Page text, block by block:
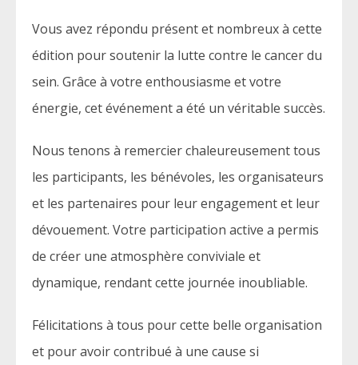
Vous avez répondu présent et nombreux à cette
édition pour soutenir la lutte contre le cancer du
sein. Grâce à votre enthousiasme et votre
énergie, cet événement a été un véritable succès.
Nous tenons à remercier chaleureusement tous
les participants, les bénévoles, les organisateurs
et les partenaires pour leur engagement et leur
dévouement. Votre participation active a permis
de créer une atmosphère conviviale et
dynamique, rendant cette journée inoubliable.
Félicitations à tous pour cette belle organisation
et pour avoir contribué à une cause si